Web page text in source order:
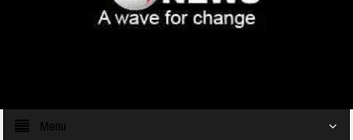
Menu